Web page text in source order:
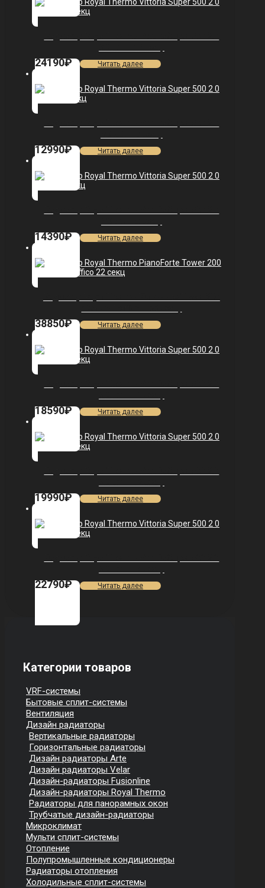
24190₽ Читать далее
12990₽ Читать далее
14390₽ Читать далее
38850₽ Читать далее
18590₽ Читать далее
19990₽ Читать далее
22790₽ Читать далее
Категории товаров
VRF-системы
Бытовые сплит-системы
Вентиляция
Дизайн радиаторы
Вертикальные радиаторы
Горизонтальные радиаторы
Дизайн радиаторы Arte
Дизайн радиаторы Velar
Дизайн-радиаторы Fusionline
Дизайн-радиаторы Royal Thermo
Радиаторы для панорамных окон
Трубчатые дизайн-радиаторы
Микроклимат
Мульти сплит-системы
Отопление
Полупромышленные кондиционеры
Радиаторы отопления
Холодильные сплит-системы